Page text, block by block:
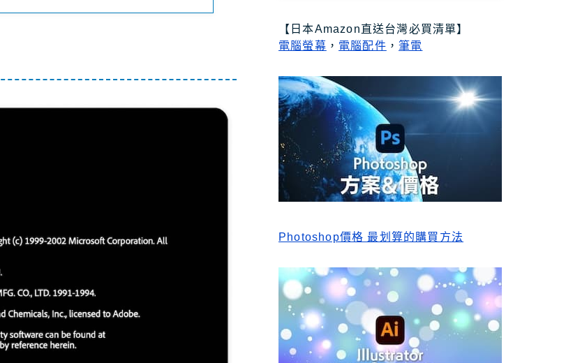
【日本Amazon直送台灣必買清單】
電腦螢幕 ， 電腦配件 ，筆電
Photoshop價格 最划算的購買方法